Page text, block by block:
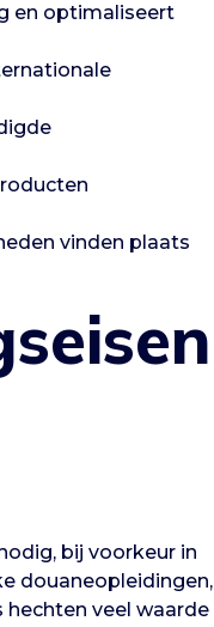
en optimaliseert
vinden plaats
bij voorkeur in
douaneopleidingen,
veel waarde